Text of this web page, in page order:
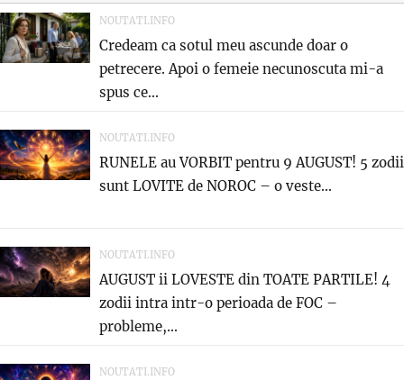
NOUTATI.INFO
Credeam ca sotul meu ascunde doar o
petrecere. Apoi o femeie necunoscuta mi-a
spus ce...
NOUTATI.INFO
RUNELE au VORBIT pentru 9 AUGUST! 5 zodii
sunt LOVITE de NOROC – o veste...
NOUTATI.INFO
AUGUST ii LOVESTE din TOATE PARTILE! 4
zodii intra intr-o perioada de FOC –
probleme,...
NOUTATI.INFO